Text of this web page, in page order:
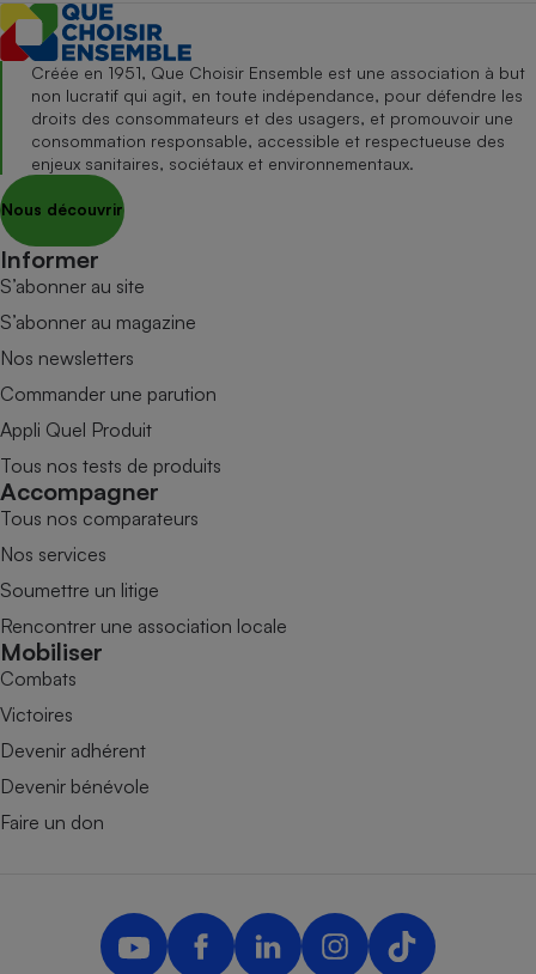
Créée en 1951, Que Choisir Ensemble est une association à but
non lucratif qui agit, en toute indépendance, pour défendre les
droits des consommateurs et des usagers, et promouvoir une
consommation responsable, accessible et respectueuse des
enjeux sanitaires, sociétaux et environnementaux.
Nous découvrir
Informer
S’abonner au site
S’abonner au magazine
Nos newsletters
Commander une parution
Appli Quel Produit
Tous nos tests de produits
Accompagner
Tous nos comparateurs
Nos services
Soumettre un litige
Rencontrer une association locale
Mobiliser
Combats
Victoires
Devenir adhérent
Devenir bénévole
Faire un don